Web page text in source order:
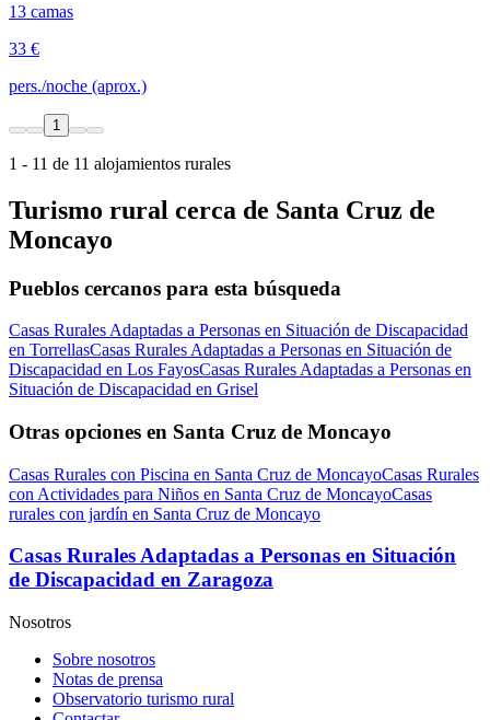
13 camas
33 €
pers./noche (aprox.)
1
1 - 11 de 11 alojamientos rurales
Turismo rural cerca de Santa Cruz de
Moncayo
Pueblos cercanos para esta búsqueda
Casas Rurales Adaptadas a Personas en Situación de Discapacidad
en TorrellasCasas Rurales Adaptadas a Personas en Situación de
Discapacidad en Los FayosCasas Rurales Adaptadas a Personas en
Situación de Discapacidad en Grisel
Otras opciones en Santa Cruz de Moncayo
Casas Rurales con Piscina en Santa Cruz de MoncayoCasas Rurales
con Actividades para Niños en Santa Cruz de MoncayoCasas
rurales con jardín en Santa Cruz de Moncayo
Casas Rurales Adaptadas a Personas en Situación
de Discapacidad en Zaragoza
Nosotros
Sobre nosotros
Notas de prensa
Observatorio turismo rural